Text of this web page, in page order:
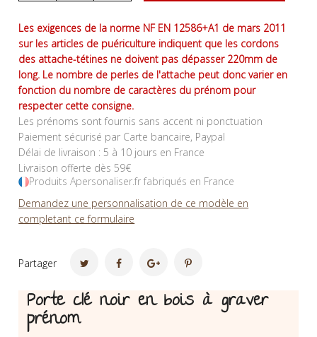
Les exigences de la norme NF EN 12586+A1 de mars 2011
sur les articles de puériculture indiquent que les cordons
des attache-tétines ne doivent pas dépasser 220mm de
long. Le nombre de perles de l'attache peut donc varier en
fonction du nombre de caractères du prénom pour
respecter cette consigne.
Les prénoms sont fournis sans accent ni ponctuation
Paiement sécurisé par Carte bancaire, Paypal
Délai de livraison : 5 à 10 jours en France
Livraison offerte dès 59€
Produits Apersonaliser.fr fabriqués en France
Demandez une personnalisation de ce modèle en
completant ce formulaire
Partager
Porte clé noir en bois à graver
prénom